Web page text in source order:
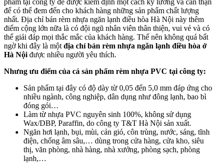
để có thể đem đến cho khách hàng những sản phẩm chất lượng
nhất. Địa chỉ bán rèm nhựa ngăn lạnh điều hòa Hà Nội này thêm
điểm cộng lớn nữa là có đội ngũ nhân viên thân thiện, vui vẻ và có
thể giải đáp mọi thắc mắc của khách hàng. Thế nên không quá bất
ngờ khi đây là một địa chỉ bán rèm nhựa ngăn lạnh điều hòa ở
Hà Nội được nhiều người yêu thích.
Nhưng ưu điểm của cá sản phẩm rèm nhựa PVC tại công ty:
Sản phẩm tại đây có độ dày từ 0,05 đến 5,0 mm đáp ứng cho
nhiều ngành, công nghiệp, dân dụng như đông lạnh, bao bì
đóng gói…
Làm từ nhựa PVC nguyên sinh 100%, không sử dụng
Wax/DBP, Paraffin, do công ty T&T Hà Nội sản xuất.
Ngăn hơi lạnh, bụi, mùi, cản gió, côn trùng, nước, sáng, tĩnh
điện, chống âm sâu,… dùng trong cửa hàng, cửa kho, siêu
thị, văn phòng, nhà hàng, nhà xưởng, phòng sạch, phòng
lạnh,…